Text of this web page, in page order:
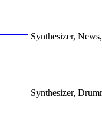
Synthesizer,
Synthesizer,